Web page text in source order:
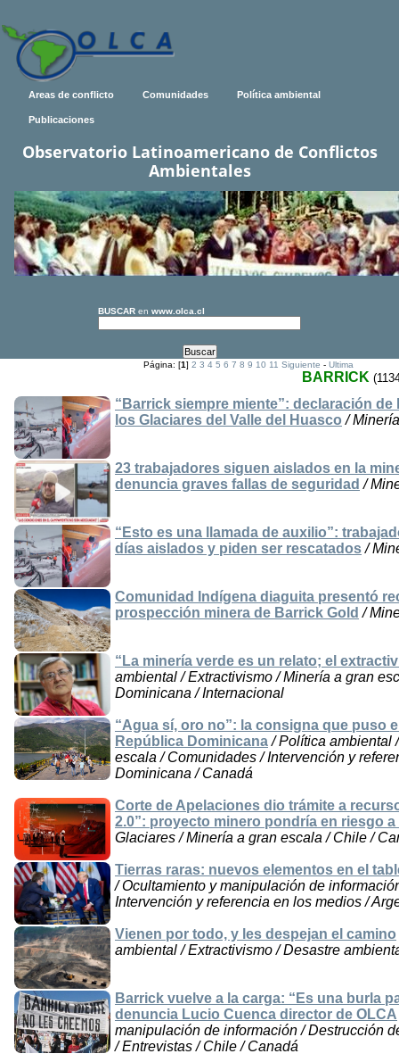
Areas de conflicto Comunidades Política ambiental
Publicaciones
Observatorio Latinoamericano de Conflictos
Ambientales
BUSCAR en www.olca.cl
Página: [1]2 3 4 5 6 7 8 9 10 11 Siguiente -Ultima
BARRICK
“Barrick siempre miente”: declaración
los Glaciares del Valle del Huasco /
23 trabajadores siguen aislados en la
denuncia graves fallas de seguridad /
“Esto es una llamada de auxilio”:
días aislados y piden ser rescatados/
Comunidad Indígena diaguita presentó
prospección minera de Barrick Gold /
“La minería verde es un relato; el
ambiental / Extractivismo / Minería a gran
Dominicana / Internacional
“Agua sí, oro no”: la consigna que puso
República Dominicana/ Política ambiental
escala / Comunidades / Intervención y
Dominicana / Canadá
Corte de Apelaciones dio trámite a
2.0”: proyecto minero pondría en riesgo
Glaciares / Minería a gran escala / Chile /
Tierras raras: nuevos elementos en el
/ Ocultamiento y manipulación de
Intervención y referencia en los medios /
Vienen por todo, y les despejan el camino
ambiental / Extractivismo / Desastre
Barrick vuelve a la carga: “Es una burla
denuncia Lucio Cuenca director de OLCA
manipulación de información / Destrucción
/ Entrevistas / Chile / Canadá